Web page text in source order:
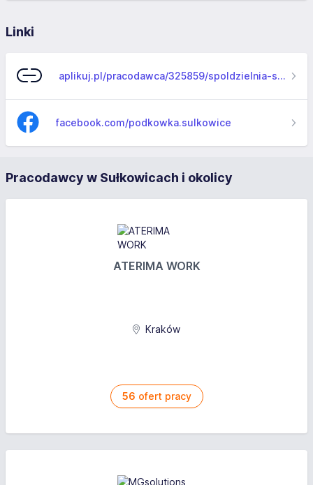
Linki
aplikuj.pl/pracodawca/325859/spoldzielnia-socjalna-podkowka
facebook.com/podkowka.sulkowice
Pracodawcy w Sułkowicach i okolicy
ATERIMA WORK
Kraków
56 ofert pracy